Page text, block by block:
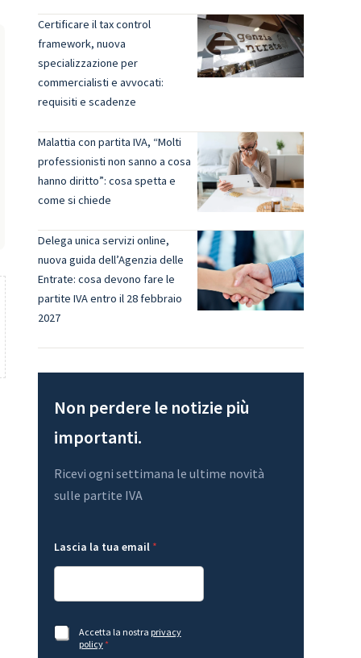
Certificare il tax control
framework, nuova
specializzazione per
commercialisti e avvocati:
requisiti e scadenze
Malattia con partita IVA, “Molti
professionisti non sanno a cosa
hanno diritto”: cosa spetta e
come si chiede
Delega unica servizi online,
nuova guida dell’Agenzia delle
Entrate: cosa devono fare le
partite IVA entro il 28 febbraio
2027
Non perdere le notizie più
importanti.
Ricevi ogni settimana le ultime novità
sulle partite IVA
c
t
z
i
u
s
i
a
Lascia la tua email *
A
c
Accetta la nostra privacy
policy*